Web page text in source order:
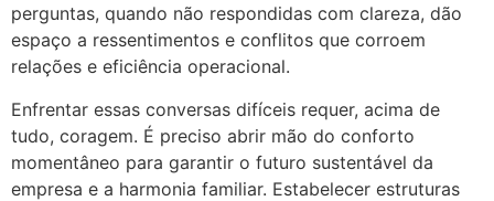
perguntas, quando não respondidas com clareza, dão
espaço a ressentimentos e conflitos que corroem
relações e eficiência operacional.
Enfrentar essas conversas difíceis requer, acima de
tudo, coragem. É preciso abrir mão do conforto
momentâneo para garantir o futuro sustentável da
empresa e a harmonia familiar. Estabelecer estruturas